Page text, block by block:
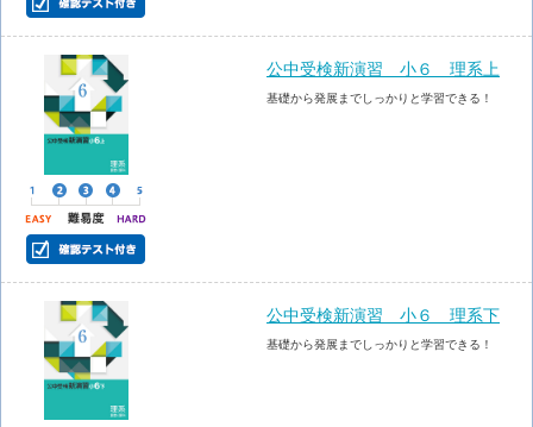
公中受検新演習 小６ 理系上
基礎から発展までしっかりと学習できる！
公中受検新演習 小６ 理系下
基礎から発展までしっかりと学習できる！